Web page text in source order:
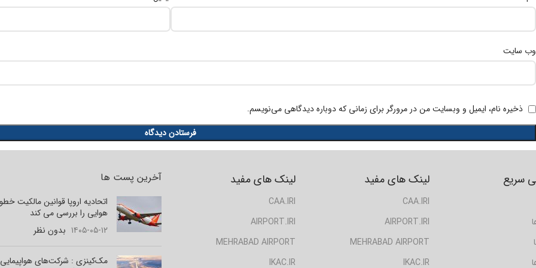
وب‌ سایت
ذخیره نام، ایمیل و وبسایت من در مرورگر برای زمانی که دوباره دیدگاهی می‌نویسم.
آخرین پست ها
اتحادیه اروپا قوانین مالکیت
هوایی را بررسی می کند
۱۴۰۵-۰۵-۱۲ بدون نظر
مک‌کینزی : شرکت‌های
لینک های مفید
CAA.IRI
AIRPORT.IRI
MEHRABAD AIRPORT
IKAC.IR
لینک های مفید
CAA.IRI
AIRPORT.IRI
MEHRABAD AIRPORT
IKAC.IR
سریع